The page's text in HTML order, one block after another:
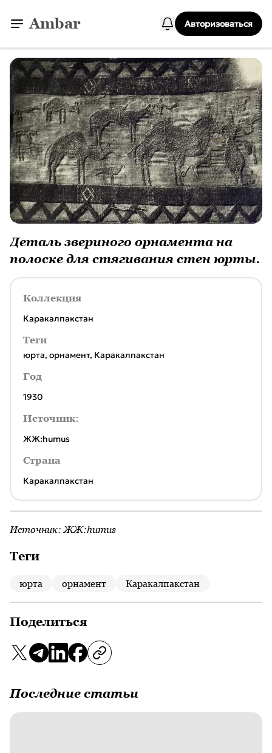
Ambar Авторизоваться
Деталь звериного орнамента на
полоске для стягивания стен юрты.
Коллекция
Каракалпакстан
Теги
юрта, орнамент, Каракалпакстан
Год
1930
Источник:
ЖЖ:humus
Страна
Каракалпакстан
Источник: ЖЖ:humus
Теги
юрта орнамент Каракалпакстан
Поделиться
Последние статьи